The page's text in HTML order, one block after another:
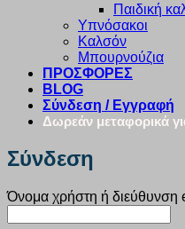
Παιδική
Υπνόσακοι
Καλσόν
Μπουρνούζια
ΠΡΟΣΦΟΡΕΣ
BLOG
Σύνδεση / Εγγραφή
Δωρεάν μεταφορικά
Σύνδεση
Όνομα χρήστη ή διεύθυνση